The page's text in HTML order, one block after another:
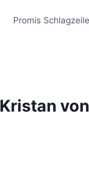
Promis
Kristan